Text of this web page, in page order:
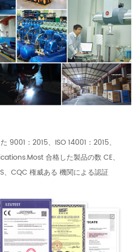
9001：2015、ISO 14001：2015、
合格した製品の数 CE、
、CQC 権威ある 機関による認証